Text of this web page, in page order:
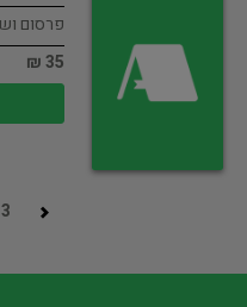
פרסום
35 ₪
3